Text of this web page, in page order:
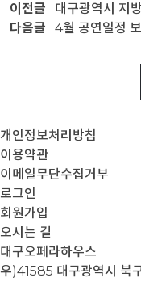
이전글
대구광역시 지
다음글
4월 공연일정
개인정보처리방침
이용약관
이메일무단수집거부
로그인
회원가입
오시는 길
대구오페라하우스
우)41585 대구광역시 북